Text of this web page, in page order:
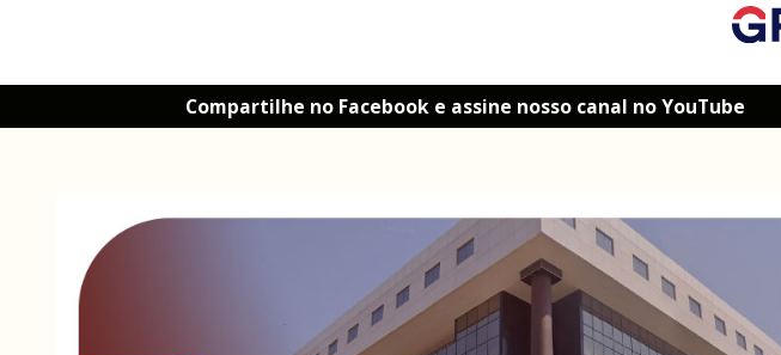
Compartilhe no Facebook e assine nosso canal no YouTube